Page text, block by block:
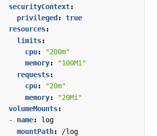
securityContext:
privileged :
true
resources:
limits:
cpu:
"200m"
memory:
"100Mi"
requests:
cpu:
"20m"
memory:
"20Mi"
volumeMounts:
- name:
log
mountPath:
/log